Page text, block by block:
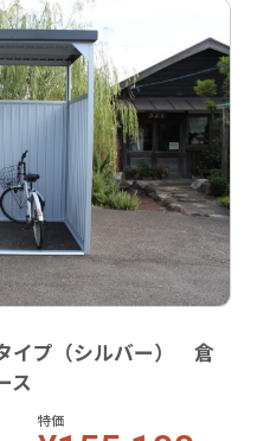
プ（シルバー） 倉
ス
特価